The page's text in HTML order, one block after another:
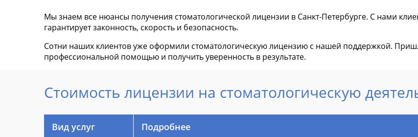
Мы знаем все нюансы получения стоматологической лицензии в Санкт-Петербурге. С нами
гарантирует законность, скорость и безопасность.
Сотни наших клиентов уже оформили стоматологическую лицензию с нашей поддержкой.
профессиональной помощью и получить уверенность в результате.
Стоимость лицензии на стоматологическую
Вид услуг Подробнее